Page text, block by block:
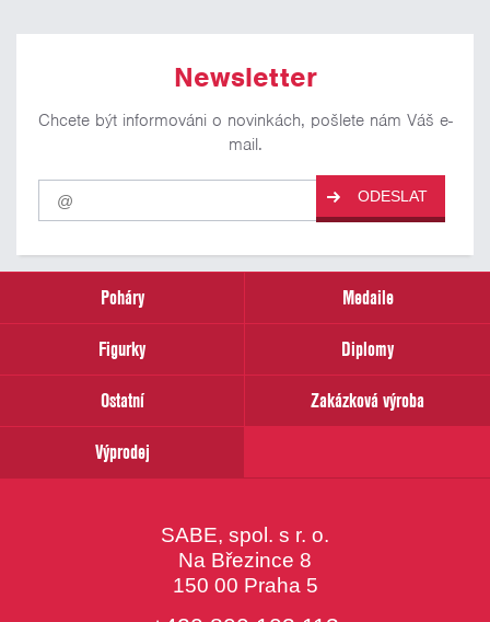
Newsletter
Chcete být informováni o novinkách, pošlete nám Váš e-
mail.
Pro
odběr
našich
email
ODESLAT
Poháry
Medaile
Figurky
Diplomy
Ostatní
Zakázková výroba
Výprodej
SABE, spol. s r. o.
Na Březince 8
150 00 Praha 5